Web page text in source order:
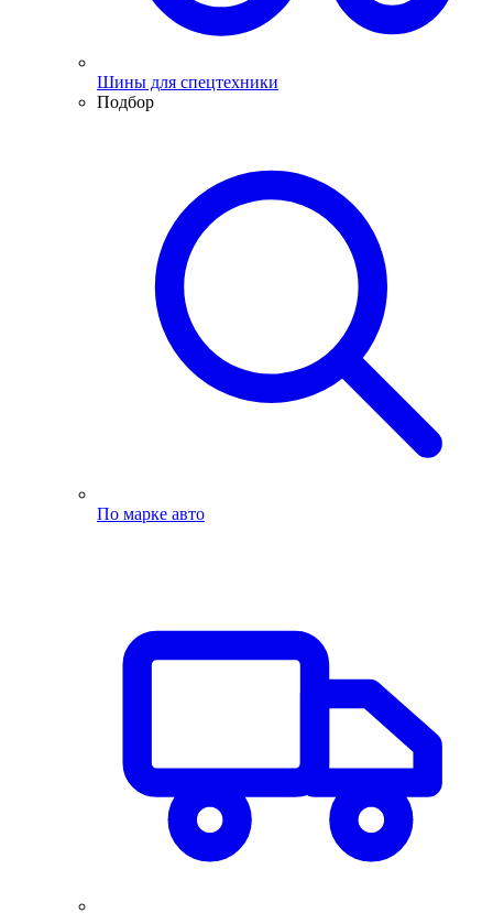
Шины для спецтехники
Подбор
По марке авто